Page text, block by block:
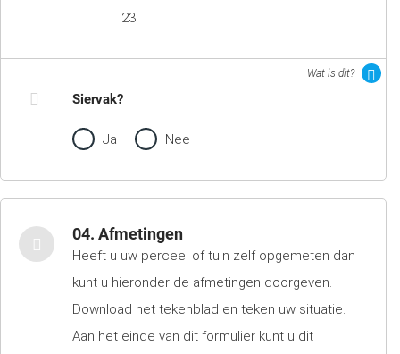
23
Wat is dit?
Siervak?
Ja Nee
04. Afmetingen
Heeft u uw perceel of tuin zelf opgemeten dan
kunt u hieronder de afmetingen doorgeven.
Download het tekenblad en teken uw situatie.
Aan het einde van dit formulier kunt u dit